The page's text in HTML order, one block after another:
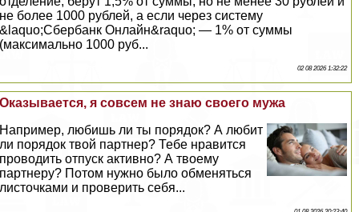
не более 1000 рублей, а если через систему
&laquo;Сбербанк Онлайн&raquo; — 1% от суммы
(максимально 1000 руб...
02 08 2026 1:32:22
Оказывается, я совсем не знаю своего мужа
Например, любишь ли ты порядок? А любит
ли порядок твой партнер? Тебе нравится
проводить отпуск активно? А твоему
партнеру? Потом нужно было обменяться
листочками и проверить себя...